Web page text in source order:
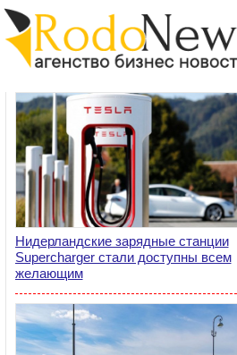
Нидерландские зарядные станции
Supercharger стали доступны всем
желающим